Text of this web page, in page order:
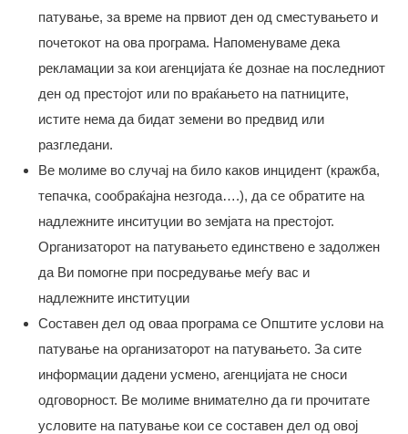
патување, за време на првиот ден од сместувањето и
почетокот на ова програма. Напоменуваме дека
рекламации за кои агенцијата ќе дознае на последниот
ден од престојот или по враќањето на патниците,
истите нема да бидат земени во предвид или
разгледани.
Ве молиме во случај на било каков инцидент (кражба,
тепачка, сообраќајна незгода….), да се обратите на
надлежните инситуции во земјата на престојот.
Организаторот на патувањето единствено е задолжен
да Ви помогне при посредување меѓу вас и
надлежните институции
Составен дел од оваа програма се Општите услови на
патување на организаторот на патувањето. За сите
информации дадени усмено, агенцијата не сноси
одговорност. Ве молиме внимателно да ги прочитате
условите на патување кои се составен дел од овој